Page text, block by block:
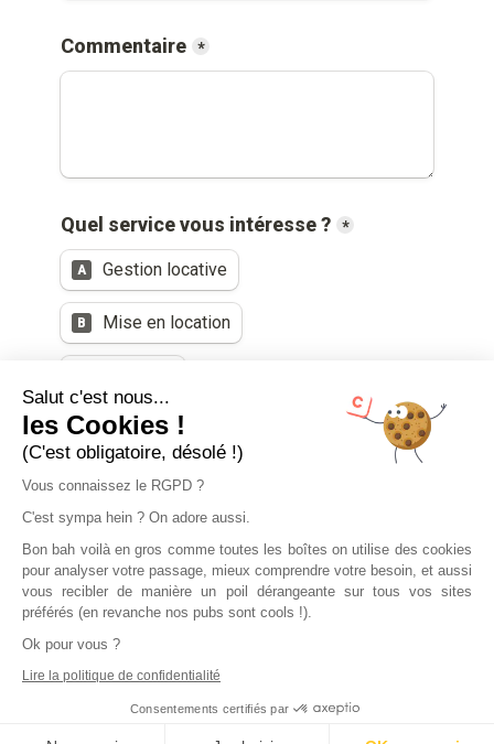
Salut c'est nous...
les Cookies !
(C'est obligatoire, désolé !)
Vous connaissez le RGPD ?
C'est sympa hein ? On adore aussi.
Bon bah voilà en gros comme toutes les boîtes on utilise des cookies
pour analyser votre passage, mieux comprendre votre besoin, et aussi
vous recibler de manière un poil dérangeante sur tous vos sites
préférés (en revanche nos pubs sont cools !).
Ok pour vous ?
Lire la politique de confidentialité
Consentements certifiés par